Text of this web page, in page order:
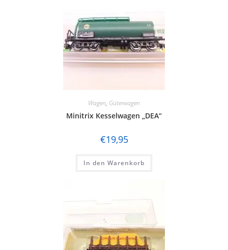
Wagen, Güterwagen
Minitrix Kesselwagen „DEA“
€19,95
In den Warenkorb